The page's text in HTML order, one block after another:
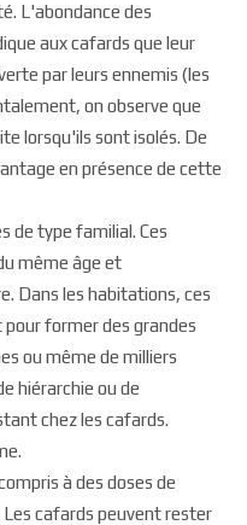
L'abondance des
aux cafards que leur
par leurs ennemis (les
on observe que
lorsqu'ils sont isolés. De
en présence de cette
de type familial. Ces
même âge et
Dans les habitations, ces
former des grandes
ou même de milliers
hiérarchie ou de
chez les cafards.
à des doses de
cafards peuvent rester